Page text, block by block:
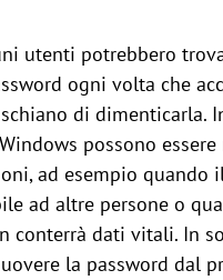
utenti potrebbero
ogni volta che
di dimenticarla.
possono
ad esempio quando
ad altre persone o
conterrà dati vitali. In
la password dal